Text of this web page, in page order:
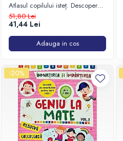
Atlasul copilului isteț. Descoperă
lumea în care trăim
51,80 Lei
41,44 Lei
Adauga in cos
-20%